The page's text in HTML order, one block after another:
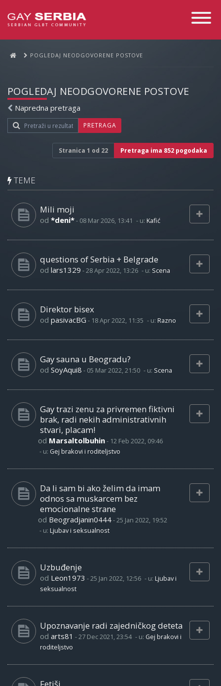
Toggle
POGLEDAJ NEODGOVORENE POSTOVE
POGLEDAJ NEODGOVORENE POSTOVE
Napredna pretraga
PRETRAGA
Stranica 1 od 22 Pretraga ima 852 pogodaka
TEME
Mili moji
od *deni*- 08 Mar 2026, 13:41 - u: Kafić
questions of Serbia + Belgrade
od lars1329 -28 Apr 2022, 13:26 - u: Scena
Direktor bisex
od pasivacBG - 18 Apr 2022, 11:35 - u: Razno
Gay sauna u Beogradu?
od SoyAqui8 - 05 Mar 2022, 21:50 - u: Scena
Gay trazi zenu za privremen fiktivni
brak, radi nekih administrativnih
stvari, placam!
od Marsaltolbuhin- 12 Feb 2022, 09:46
- u: Gej brakovi i roditeljstvo
Da li sam bi ako želim da imam
odnos sa muskarcem bez
emocionalne strane
od Beogradjanin0444-25 Jan 2022, 19:52
- u: Ljubav i seksualnost
Uzbuđenje
od Leon1973 -25 Jan 2022, 12:56 - u: Ljubav i
seksualnost
Upoznavanje radi zajedničkog deteta
od arts81 -27 Dec 2021, 23:54 - u: Gej brakovi i
roditeljstvo